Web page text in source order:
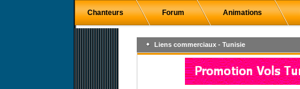
Chanteurs Forum Animations
Liens commerciaux - Tunisie